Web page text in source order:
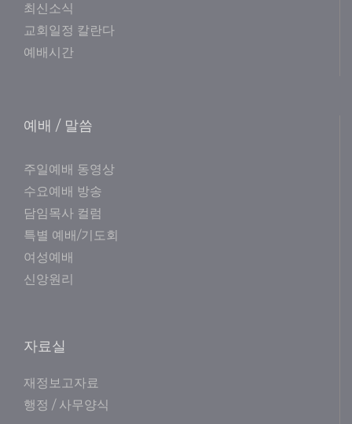
최신소식
교회일정 칼란다
예배시간
예배 / 말씀
주일예배 동영상
수요예배 방송
담임목사 컬럼
특별 예배/기도회
여성예배
신앙원리
자료실
재정보고자료
행정 / 사무양식